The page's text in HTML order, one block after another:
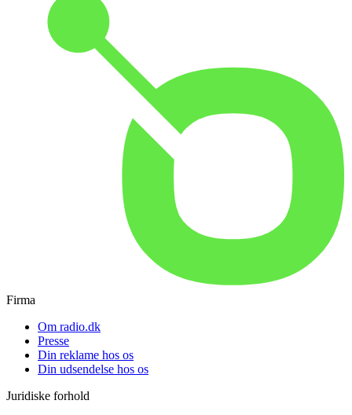
Firma
Om radio.dk
Presse
Din reklame hos os
Din udsendelse hos os
Juridiske forhold